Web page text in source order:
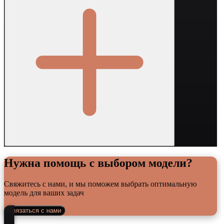
Нужна помощь с выбором модели?
Свяжитесь с нами, и мы поможем выбрать оптимальную
модель для ваших задач
Связаться с нами